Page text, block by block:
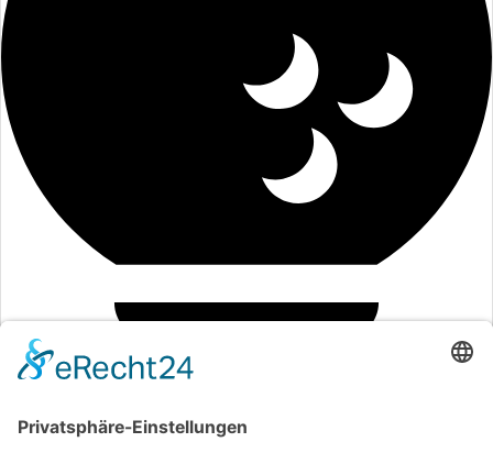
Anträge
SEPA-Lastschriftmandat
Golf Club Harz e.V. |
Cookie-
Einstellungen
Bad Harzburg, DE